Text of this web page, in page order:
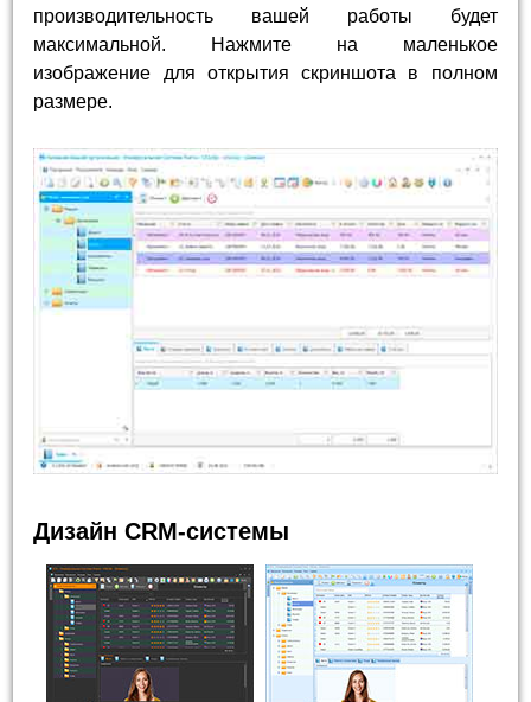
производительность вашей работы будет
максимальной. Нажмите на маленькое
изображение для открытия скриншота в полном
размере.
Дизайн CRM-системы